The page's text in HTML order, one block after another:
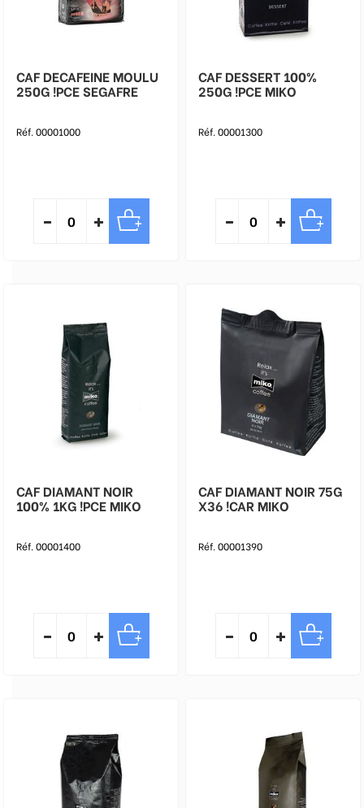
CAF DECAFEINE MOULU
250G !PCE SEGAFRE
Réf. 00001000
CAF DESSERT 100%
250G !PCE MIKO
Réf. 00001300
CAF DIAMANT NOIR
100% 1KG !PCE MIKO
Réf. 00001400
CAF DIAMANT NOIR 75G
X36 !CAR MIKO
Réf. 00001390